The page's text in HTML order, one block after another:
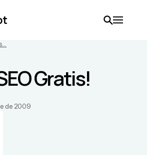
Gratis!
de 2009